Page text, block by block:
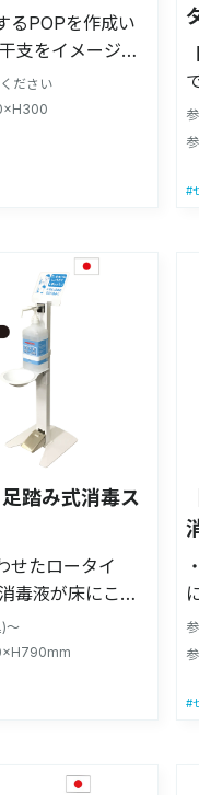
るPOPを作成い
支をイメージ
えています。
ださい
#
足踏み式消毒ス
せたロータイ
け皿だけ外し
！ 足踏みペダ
匠登
す。 【商品サイ
～
#